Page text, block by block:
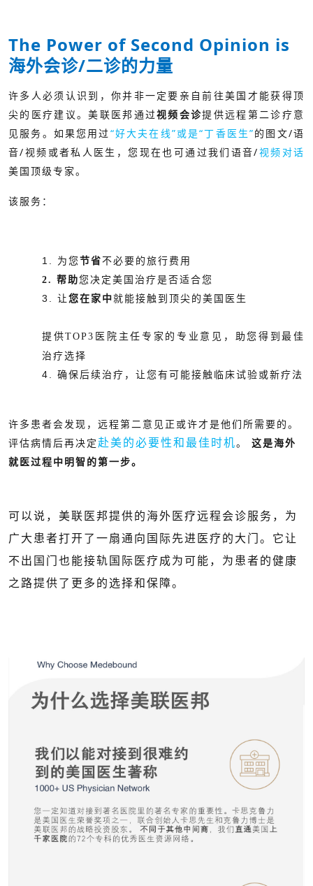
The Power of Second Opinion is
海外会诊/二诊的力量
许多人必须认识到，你并非一定要亲自前往美国才能获得顶
尖的医疗建议。美联医邦通过视频会诊提供远程第二诊疗意
见服务。 如果您用过“好大夫在线”或是“丁香医生”的图文/语
音/视频或者私人医生，您现在也可通过我们语音/视频对话
美国顶级专家。
该服务：
1. 为您节省不必要的旅行费用
2. 帮助您决定美国治疗是否适合您
3. 让您在家中就能接触到顶尖的美国医生
提供TOP3 医院主任专家的专业意见，助您得到最佳
治疗选择
4. 确保后续治疗，让您有可能接触临床试验或新疗法
许多患者会发现，远程第二意见正或许才是他们所需要的。
评估病情后再决定赴美的必要性和最佳时机。
这是海外
就医过程中明智的第一步。
可以说，美联医邦提供的海外医疗远程会诊服务，为
广大患者打开了一扇通向国际先进医疗的大门。它让
不出国门也能接轨国际医疗成为可能，为患者的健康
之路提供了更多的选择和保障。